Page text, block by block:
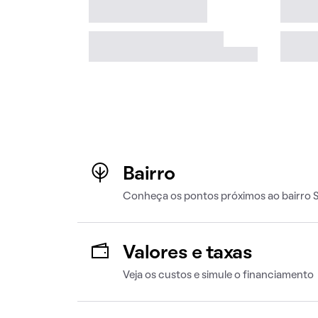
Bairro
Conheça os pontos próximos ao bairro
Valores e taxas
Veja os custos e simule o financiamento